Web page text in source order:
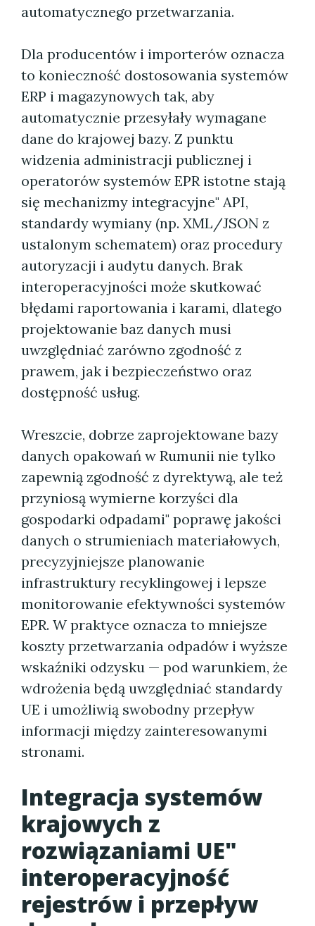
automatycznego przetwarzania.
Dla producentów i importerów oznacza
to konieczność dostosowania systemów
ERP i magazynowych tak, aby
automatycznie przesyłały wymagane
dane do krajowej bazy. Z punktu
widzenia administracji publicznej i
operatorów systemów EPR istotne stają
się mechanizmy integracyjne" API,
standardy wymiany (np. XML/JSON z
ustalonym schematem) oraz procedury
autoryzacji i audytu danych. Brak
interoperacyjności może skutkować
błędami raportowania i karami, dlatego
projektowanie baz danych musi
uwzględniać zarówno zgodność z
prawem, jak i bezpieczeństwo oraz
dostępność usług.
Wreszcie, dobrze zaprojektowane bazy
danych opakowań w Rumunii nie tylko
zapewnią zgodność z dyrektywą, ale też
przyniosą wymierne korzyści dla
gospodarki odpadami" poprawę jakości
danych o strumieniach materiałowych,
precyzyjniejsze planowanie
infrastruktury recyklingowej i lepsze
monitorowanie efektywności systemów
EPR. W praktyce oznacza to mniejsze
koszty przetwarzania odpadów i wyższe
wskaźniki odzysku — pod warunkiem, że
wdrożenia będą uwzględniać standardy
UE i umożliwią swobodny przepływ
informacji między zainteresowanymi
stronami.
Integracja systemów
krajowych z
rozwiązaniami UE"
interoperacyjność
rejestrów i przepływ